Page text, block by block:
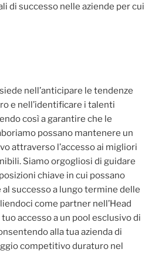
di successo nelle aziende per cui
nell’anticipare le tendenze
e nell’identificare i talenti
così a garantire che le
possano mantenere un
attraverso l’accesso ai migliori
Siamo orgogliosi di guidare
chiave in cui possano
successo a lungo termine delle
come partner nell’Head
accesso a un pool esclusivo di
alla tua azienda di
competitivo duraturo nel